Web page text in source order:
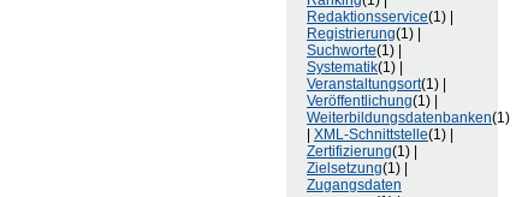
Redaktionsservice(1) |
Registrierung(1) |
Suchworte(1) |
Systematik(1) |
Veranstaltungsort(1) |
Veröffentlichung(1) |
Weiterbildungsdatenbanken(1)
XML-Schnittstelle(1) |
Zertifizierung(1) |
Zielsetzung(1) |
Zugangsdaten